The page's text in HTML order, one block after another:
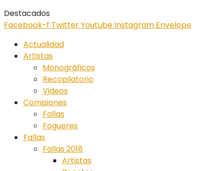
Destacados
Facebook-f TwitterYoutube Instagram Envelope
Actualidad
Artistas
Monográficos
Recopilatorio
Videos
Comisiones
Fallas
Fogueres
Fallas
Fallas 2018
Artistas